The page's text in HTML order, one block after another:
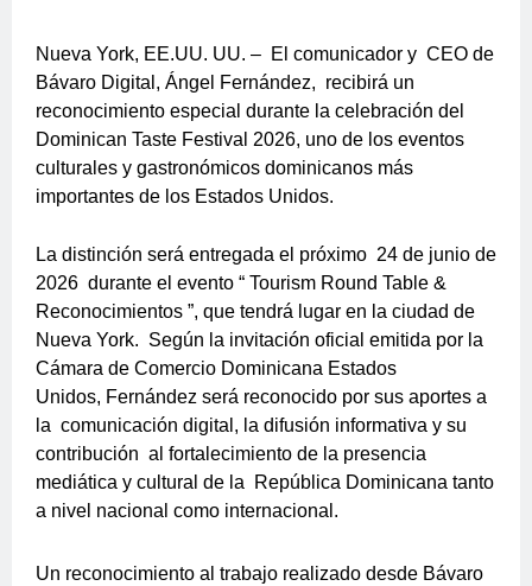
Nueva York, EE.UU. UU. – El comunicador y CEO de
Bávaro Digital, Ángel Fernández, recibirá un
reconocimiento especial durante la celebración del
Dominican Taste Festival 2026, uno de los eventos
culturales y gastronómicos dominicanos más
importantes de los Estados Unidos.
La distinción será entregada el próximo 24 de junio de
2026 durante el evento “ Tourism Round Table &
Reconocimientos ”, que tendrá lugar en la ciudad de
Nueva York. Según la invitación oficial emitida por la
Cámara de Comercio Dominicana Estados
Unidos, Fernández será reconocido por sus aportes a
la comunicación digital, la difusión informativa y su
contribución al fortalecimiento de la presencia
mediática y cultural de la
República Dominicana tanto
a nivel nacional como internacional.
Un reconocimiento al trabajo realizado desde Bávaro